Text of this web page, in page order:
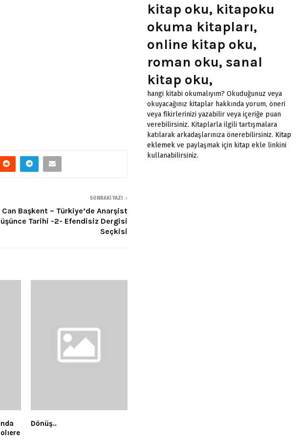
SONRAKI YAZI
Can Başkent – Türkiye’de Anarşist
Tarihi -2- Efendisiz Dergisi
Seçkisi
Dönüş..
kitap oku, kitapoku
okuma kitapları,
online kitap oku,
roman oku, sanal
kitap oku,
hangi kitabi okumalıyım? Okuduğunuz veya
okuyacağınız kitaplar hakkında yorum, öneri
veya fikirlerinizi yazabilir veya içeriğe puan
verebilirsiniz. Kitaplarla ilgili tartışmalara
katılarak arkadaşlarınıza önerebilirsiniz. Kitap
eklemek ve paylaşmak için kitap ekle linkini
kullanabilirsiniz.